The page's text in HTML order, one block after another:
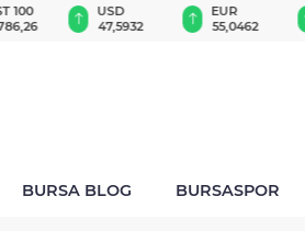
100
USD
47,5932
EUR
55,0462
BURSA BLOG BURSASPOR